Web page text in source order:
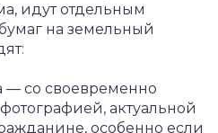
идут отдельным
на земельный
— со своевременно
актуальной
особенно если